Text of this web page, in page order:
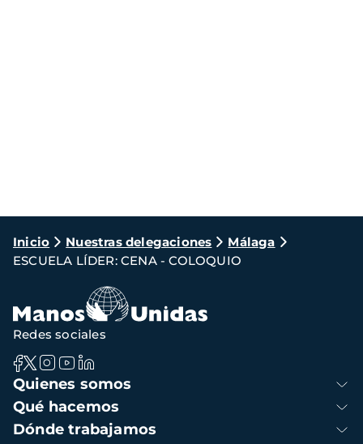
Ruta
de
navegación
Inicio Nuestras delegaciones
Málaga
ESCUELA LÍDER: CENA - COLOQUIO
Navegación
principal
Quienes somos
Qué hacemos
Dónde trabajamos
Redes sociales